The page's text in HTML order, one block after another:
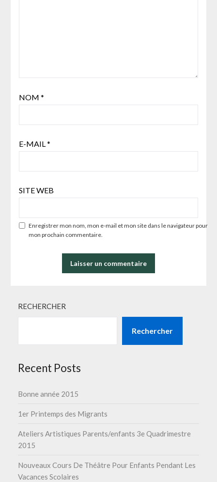
NOM *
E-MAIL*
SITE WEB
Enregistrer mon nom, mon e-mail et mon site dans le navigateur pour
mon prochain commentaire.
RECHERCHER
Rechercher
Recent Posts
Bonne année 2015
1er Printemps des Migrants
Ateliers Artistiques Parents/enfants 3e Quadrimestre
2015
Nouveaux Cours De Théâtre Pour Enfants Pendant Les
Vacances Scolaires